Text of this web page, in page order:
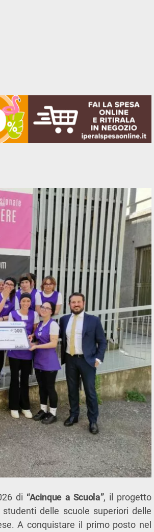
di “Acinque a Scuola”, il progetto
delle scuole superiori delle
A conquistare il primo posto nel